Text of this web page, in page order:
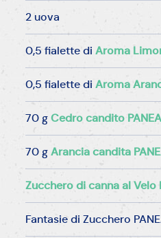
2 uova
0,5 fialette diAroma
0,5 fialette diAroma
70 gCedro candito
70 gArancia candita
Zucchero di canna al Velo
Fantasie di Zucchero